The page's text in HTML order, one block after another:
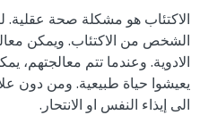
الاكتئاب هو مشكلة صحة
الشخص من الاكتئاب. ويمكن
الادوية. وعندما تتم معالجتهم،
يعيشوا حياة طبيعية. ومن دون
الى إيذاء النفس او الانتحار.